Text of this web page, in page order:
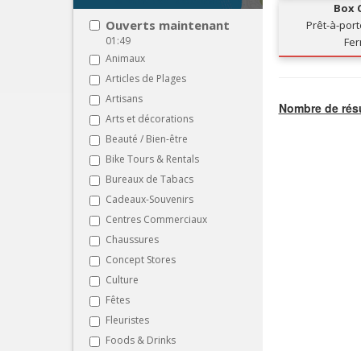
Ouverts maintenant
01:49
Animaux
Articles de Plages
Artisans
Arts et décorations
Beauté / Bien-être
Bike Tours & Rentals
Bureaux de Tabacs
Cadeaux-Souvenirs
Centres Commerciaux
Chaussures
Concept Stores
Culture
Fêtes
Fleuristes
Foods & Drinks
Box
Prêt-à-
Nombre de